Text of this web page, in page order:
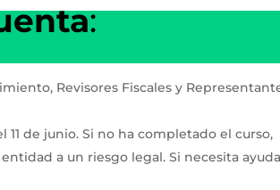
:
Revisores Fiscales y
de junio. Si no ha completado el curso,
a un riesgo legal. Si necesita ayuda